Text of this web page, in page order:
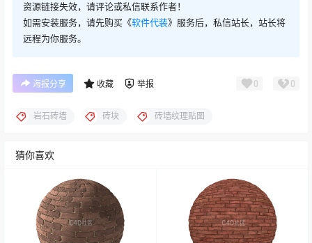
资源链接失效，请评论或私信联系作者！
如需安装服务，请先购买《软件代装》服务后，私信站长，站长将
远程为你服务。
海报分享 收藏 举报 0 0
岩石砖墙 砖块 砖墙纹理贴图
猜你喜欢